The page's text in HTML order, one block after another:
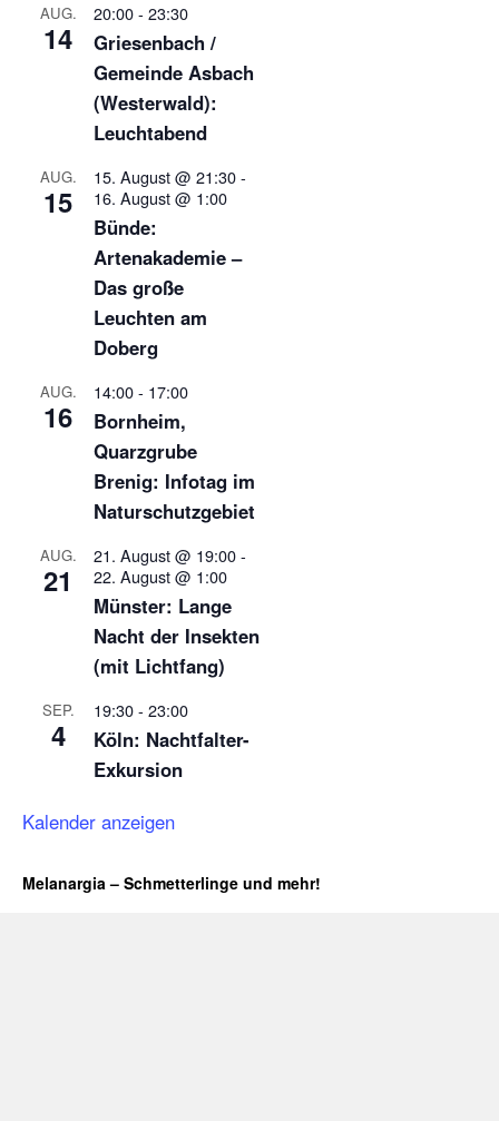
AUG.
14
20:00- 23:30
Griesenbach /
Gemeinde Asbach
(Westerwald):
Leuchtabend
AUG.
15
15. August @ 21:30-
16. August @ 1:00
Bünde:
Artenakademie –
Das große
Leuchten am
Doberg
AUG.
16
14:00- 17:00
Bornheim,
Quarzgrube
Brenig: Infotag im
Naturschutzgebiet
AUG.
21
21. August @ 19:00-
22. August @ 1:00
Münster: Lange
Nacht der Insekten
(mit Lichtfang)
SEP.
4
19:30- 23:00
Köln: Nachtfalter-
Exkursion
Kalender anzeigen
Melanargia – Schmetterlinge und mehr!